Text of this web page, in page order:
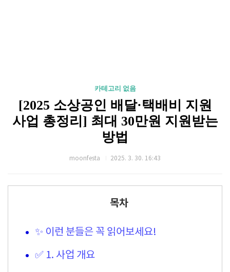
카테고리 없음
[2025 소상공인 배달·택배비 지원
사업 총정리] 최대 30만원 지원받는
방법
moonfesta 2025. 3. 30. 16:43
목차
✨ 이런 분들은 꼭 읽어보세요!
✅ 1. 사업 개요